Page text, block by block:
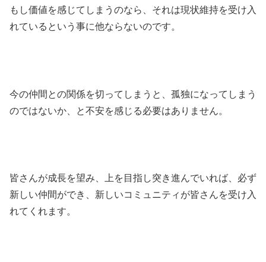
もし価値を感じてしまうのなら、それは現状維持を受け入
れているという事に他ならないのです。
今の仲間との関係を切ってしまうと、孤独になってしまう
のではないか、と不安を感じる必要はありません。
皆さんが成長を望み、上を目指し突き進んでいれば、必ず
新しい仲間ができ、新しいコミュニティが皆さんを受け入
れてくれます。